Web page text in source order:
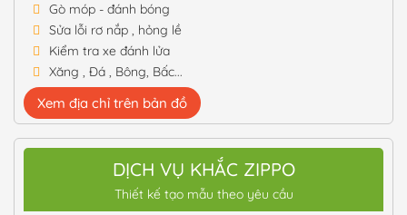
Gò móp - đánh bóng
Sửa lỗi rơ nắp , hỏng lề
Kiểm tra xe đánh lửa
Xăng , Đá , Bông, Bấc...
Xem địa chỉ trên bản đồ
DỊCH VỤ KHẮC ZIPPO
Thiết kế tạo mẫu theo yêu cầu